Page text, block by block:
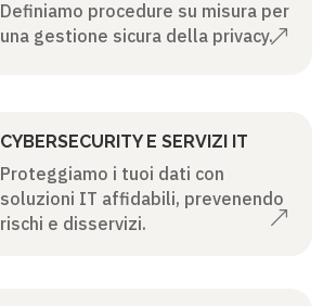
Definiamo procedure su misura per
una gestione sicura della privacy.&
CYBERSECURITY E SERVIZI IT
Proteggiamo i tuoi dati con
soluzioni IT affidabili, prevenendo
rischi e disservizi.
&